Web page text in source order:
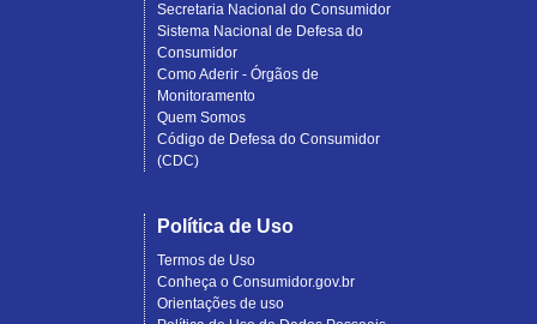
Secretaria Nacional do Consumidor
Sistema Nacional de Defesa do
Consumidor
Como Aderir - Órgãos de
Monitoramento
Quem Somos
Código de Defesa do Consumidor
(CDC)
Política de Uso
Termos de Uso
Conheça o Consumidor.gov.br
Orientações de uso